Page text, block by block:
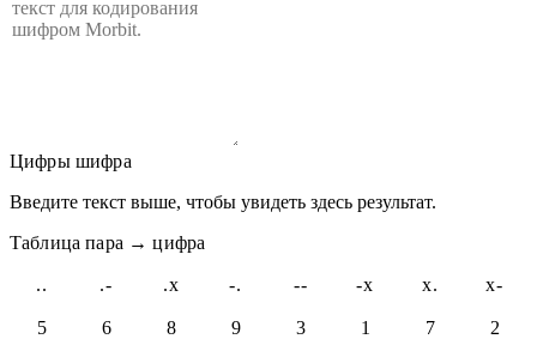
Цифры шифра
Введите текст выше, чтобы увидеть здесь результат.
Таблица пара → цифра
..
5
.-
6
.x
8
-.
9
--
3
-x
1
x.
7
x-
2